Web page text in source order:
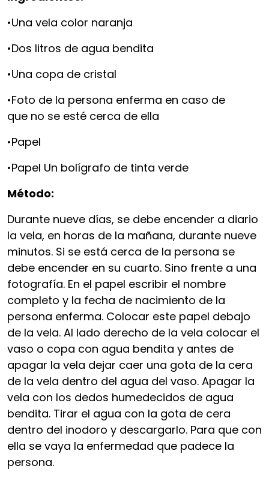
•Una vela color naranja
•Dos litros de agua bendita
•Una copa de cristal
•Foto de la persona enferma en caso de
que no se esté cerca de ella
•Papel
•Papel Un bolígrafo de tinta verde
Método:
Durante nueve días, se debe encender a diario
la vela, en horas de la mañana, durante nueve
minutos. Si se está cerca de la persona se
debe encender en su cuarto. Sino frente a una
fotografía. En el papel escribir el nombre
completo y la fecha de nacimiento de la
persona enferma. Colocar este papel debajo
de la vela. Al lado derecho de la vela colocar el
vaso o copa con agua bendita y antes de
apagar la vela dejar caer una gota de la cera
de la vela dentro del agua del vaso. Apagar la
vela con los dedos humedecidos de agua
bendita. Tirar el agua con la gota de cera
dentro del inodoro y descargarlo. Para que con
ella se vaya la enfermedad que padece la
persona.